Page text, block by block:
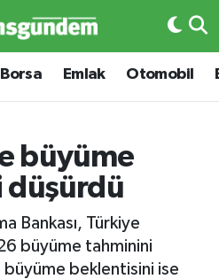
Borsa Emlak Otomobil
büyüme
Bankası, Türkiye
büyüme tahminini
beklentisini ise